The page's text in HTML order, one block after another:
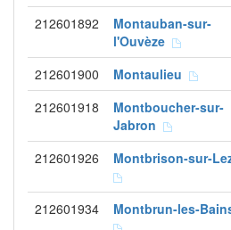
212601892
Montauban-sur-
l'Ouvèze
212601900 Montaulieu
212601918
Montboucher-sur-
Jabron
212601926 Montbrison-sur-
212601934 Montbrun-les-